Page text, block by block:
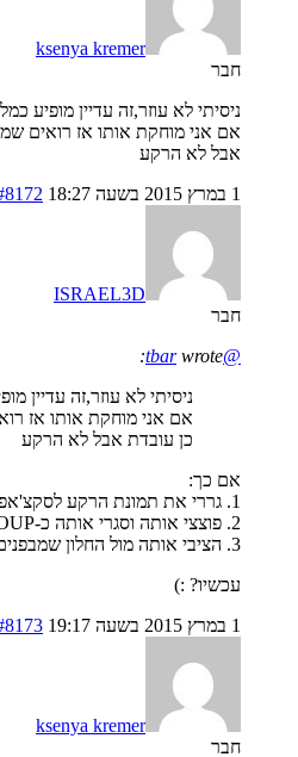
ksenya kremer
ניסיתי לא עוזר,זה עדיין מופיע כמלבן
אם אני מוחקת אותו אז רואים שמים
אבל לא הרקע
#8172
ISRAEL3D
wrote:
ניסיתי לא עוזר,זה עדיין מופיע
אם אני מוחקת אותו אז
כן עובדת אבל לא הרקע
אם כך:
עכשיו? :)
#8173
ksenya kremer